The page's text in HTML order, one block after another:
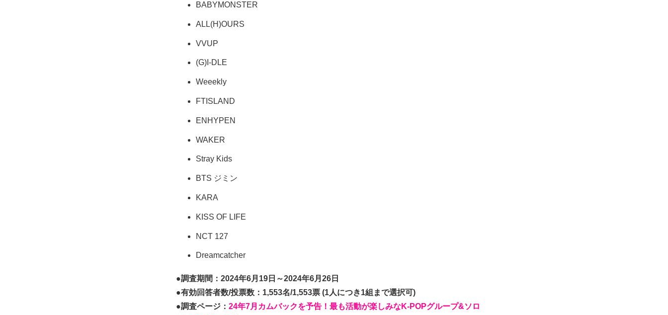
BABYMONSTER
ALL(H)OURS
VVUP
(G)I-DLE
Weeekly
FTISLAND
ENHYPEN
WAKER
Stray Kids
BTS ジミン
KARA
KISS OF LIFE
NCT 127
Dreamcatcher
●調査期間：2024年6月19日～2024年6月26日
●有効回答者数/投票数：1,553名/1,553票 (1人につき1組まで選択可)
●調査ページ：24年7月カムバックを予告！最も活動が楽しみなK-POPグループ&ソロ